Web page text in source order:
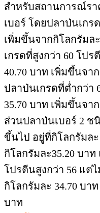
ส่วนปลาป่นเบอร์ 2 ช
ขึ้นไป อยู่ที่กิโลกรัมล
กิโลกรัมละ35.20 บา
โปรตีนสูงกว่า 56 แต่ไ
กิโลกรัมละ 34.70 บา
บาท
แนวโน้ม : คาดว่ารา
ข้าว : ราคาลดลง
สมาคมผู้ส่งออกข้า
ซื้อขายข้าวสารส่งออก
100% ชั้น 2 ส่งออกท่า